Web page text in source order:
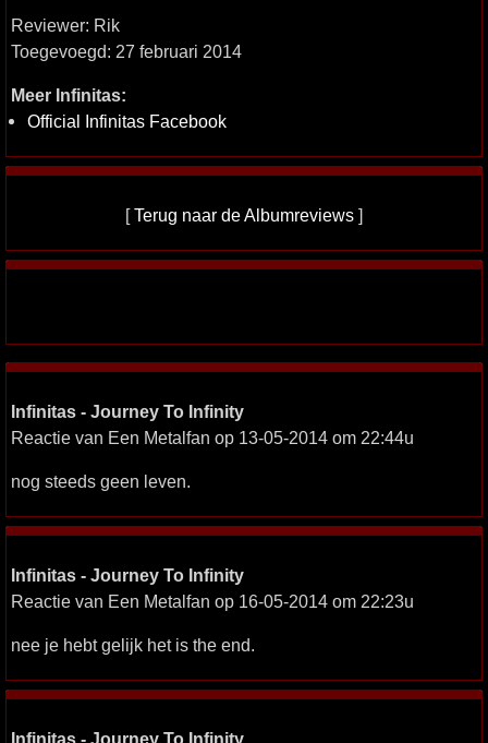
Reviewer: Rik
Toegevoegd: 27 februari 2014
Meer Infinitas:
Official Infinitas Facebook
[Terug naar de Albumreviews ]
Infinitas - Journey To Infinity
Reactie van Een Metalfan op 13-05-2014 om 22:44u
nog steeds geen leven.
Infinitas - Journey To Infinity
Reactie van Een Metalfan op 16-05-2014 om 22:23u
nee je hebt gelijk het is the end.
Infinitas - Journey To Infinity